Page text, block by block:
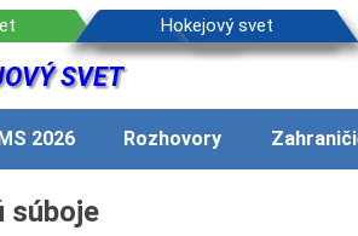
2026 Rozhovory
súboje